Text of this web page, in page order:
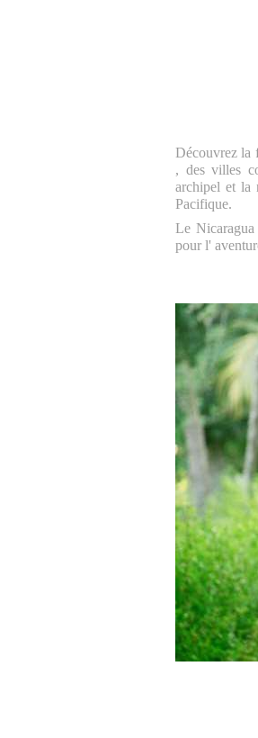
Découvrez la
, des villes
archipel et la
Pacifique.
Le Nicaragua
pour l'